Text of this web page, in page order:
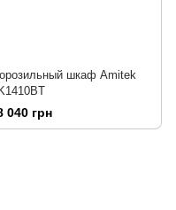
шкаф Amitek
040 грн